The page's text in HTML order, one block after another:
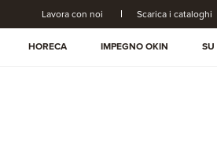
Lavora con noi Scarica i cataloghi
HORECA IMPEGNO OKIN SU